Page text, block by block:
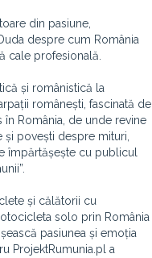
din pasiune,
despre cum România
cale profesională.
și românistică la
românești, fascinată de
România, de unde revine
povești despre mituri,
împărtășește cu publicul
și călătorii cu
solo prin România
pasiunea și emoția
ProjektRumunia.pl a